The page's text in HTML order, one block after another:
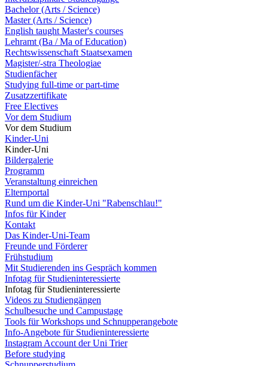
Bachelor (Arts / Science)
Master (Arts / Science)
English taught Master's courses
Lehramt (Ba / Ma of Education)
Rechtswissenschaft Staatsexamen
Magister/-stra Theologiae
Studienfächer
Studying full-time or part-time
Zusatzzertifikate
Free Electives
Vor dem Studium
Vor dem Studium
Kinder-Uni
Kinder-Uni
Bildergalerie
Programm
Veranstaltung einreichen
Elternportal
Rund um die Kinder-Uni "Rabenschlau!"
Infos für Kinder
Kontakt
Das Kinder-Uni-Team
Freunde und Förderer
Frühstudium
Mit Studierenden ins Gespräch kommen
Infotag für Studieninteressierte
Infotag für Studieninteressierte
Videos zu Studiengängen
Schulbesuche und Campustage
Tools für Workshops und Schnupperangebote
Info-Angebote für Studieninteressierte
Instagram Account der Uni Trier
Before studying